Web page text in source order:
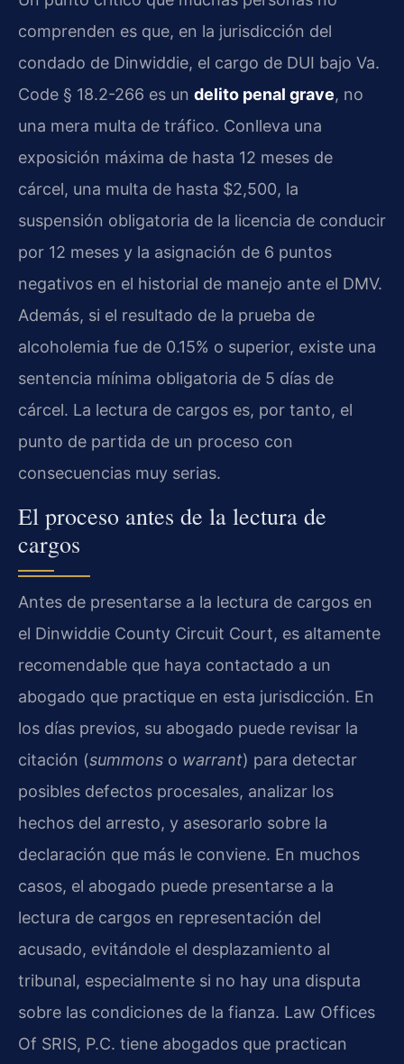
comprenden es que, en la jurisdicción del
condado de Dinwiddie, el cargo de DUI bajo Va.
Code § 18.2-266 es un delito penal grave, no
una mera multa de tráfico. Conlleva una
exposición máxima de hasta 12 meses de
cárcel, una multa de hasta $2,500, la
suspensión obligatoria de la licencia de conducir
por 12 meses y la asignación de 6 puntos
negativos en el historial de manejo ante el DMV.
Además, si el resultado de la prueba de
alcoholemia fue de 0.15% o superior, existe una
sentencia mínima obligatoria de 5 días de
cárcel. La lectura de cargos es, por tanto, el
punto de partida de un proceso con
consecuencias muy serias.
El proceso antes de la lectura de
cargos
Antes de presentarse a la lectura de cargos en
el Dinwiddie County Circuit Court, es altamente
recomendable que haya contactado a un
abogado que practique en esta jurisdicción. En
los días previos, su abogado puede revisar la
citación (summons o warrant) para detectar
posibles defectos procesales, analizar los
hechos del arresto, y asesorarlo sobre la
declaración que más le conviene. En muchos
casos, el abogado puede presentarse a la
lectura de cargos en representación del
acusado, evitándole el desplazamiento al
tribunal, especialmente si no hay una disputa
sobre las condiciones de la fianza. Law Offices
Of SRIS, P.C. tiene abogados que practican